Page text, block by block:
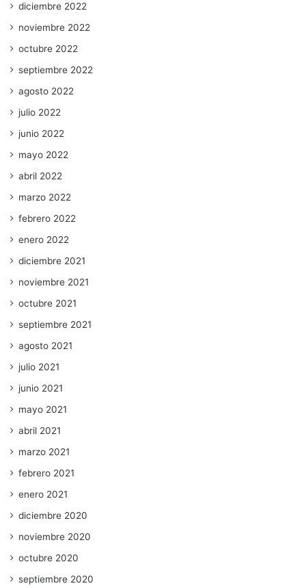
diciembre 2022
noviembre 2022
octubre 2022
septiembre 2022
agosto 2022
julio 2022
junio 2022
mayo 2022
abril 2022
marzo 2022
febrero 2022
enero 2022
diciembre 2021
noviembre 2021
octubre 2021
septiembre 2021
agosto 2021
julio 2021
junio 2021
mayo 2021
abril 2021
marzo 2021
febrero 2021
enero 2021
diciembre 2020
noviembre 2020
octubre 2020
septiembre 2020